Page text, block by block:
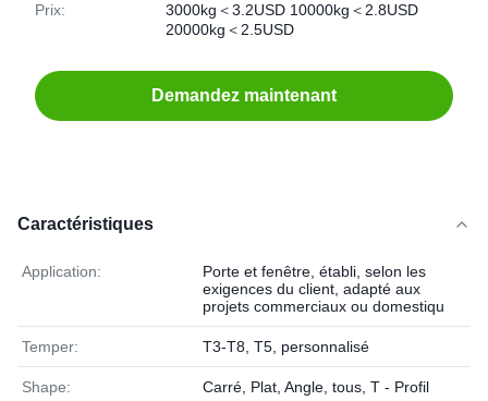
Prix:
3000kg＜3.2USD 10000kg＜2.8USD
20000kg＜2.5USD
Demandez maintenant
Caractéristiques
Application:
Porte et fenêtre, établi, selon les
exigences du client, adapté aux
projets commerciaux ou domestiqu
Temper: T3-T8, T5, personnalisé
Shape: Carré, Plat, Angle, tous, T - Profil